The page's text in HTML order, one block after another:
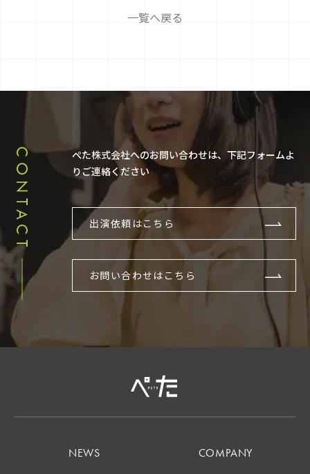
一覧へ戻る
CONTACT
ぺた株式会社へのお問い合わせは、下記フォームよ
りご連絡ください
出演依頼はこちら
お問い合わせはこちら
NEWS COMPANY